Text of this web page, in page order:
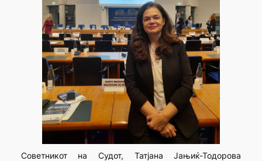
Советникот на Судот, Татјана Јањиќ-Тодорова